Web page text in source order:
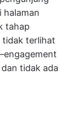
halaman
tahap
tidak terlihat
tidak ada